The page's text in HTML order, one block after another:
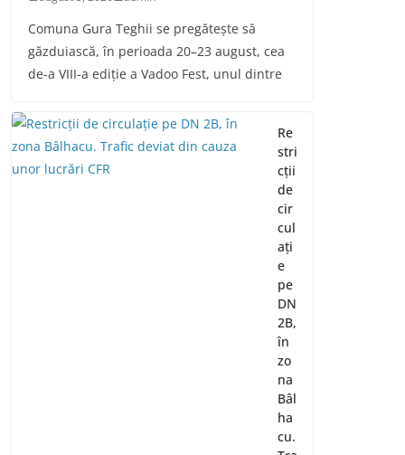
Comuna Gura Teghii se pregătește să
găzduiască, în perioada 20–23 august, cea
de-a VIII-a ediție a Vadoo Fest, unul dintre
Re
stri
cții
de
cir
cul
ați
e
pe
DN
2B,
în
zo
na
Bâl
ha
cu.